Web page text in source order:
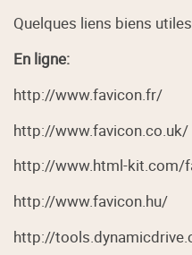
Quelques liens biens
En ligne:
http://www.favicon.fr/
http://www.favicon.co.uk/
http://www.html-kit.com/
http://www.favicon.hu/
http://